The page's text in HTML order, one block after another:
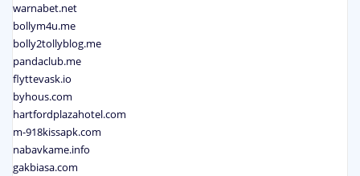
warnabet.net
bollym4u.me
bolly2tollyblog.me
pandaclub.me
flyttevask.io
byhous.com
hartfordplazahotel.com
m-918kissapk.com
nabavkame.info
gakbiasa.com